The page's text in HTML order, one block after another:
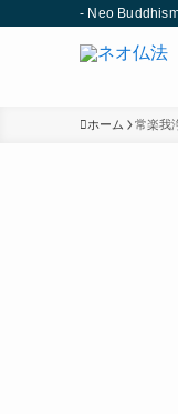
- Neo
ホーム 常楽我